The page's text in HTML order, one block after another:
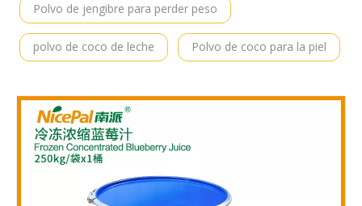
Polvo de jengibre para perder peso
polvo de coco de leche Polvo de coco para la piel